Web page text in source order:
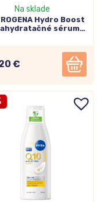
Na sklade
Hydro Boost
sérum
€